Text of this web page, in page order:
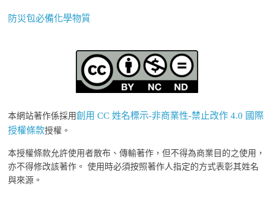
防災包必備化學物質
本網站著作係採用創用 CC 姓名標示-非商業性-禁止改作 4.0 國際
授權條款授權。
本授權條款允許使用者散布、傳輸著作，但不得為商業目的之使用，
亦不得修改該著作。 使用時必須按照著作人指定的方式表彰其姓名
與來源。